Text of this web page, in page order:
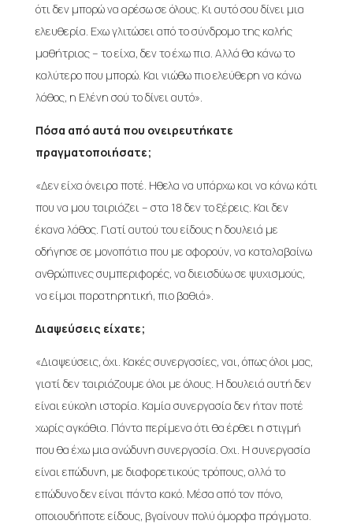
ότι δεν μπορώ να αρέσω σε όλους. Κι αυτό σου δίνει μια
ελευθερία. Εχω γλιτώσει από το σύνδρομο της καλής
μαθήτριας – το είχα, δεν το έχω πια. Αλλά θα κάνω το
καλύτερο που μπορώ. Και νιώθω πιο ελεύθερη να κάνω
λάθος, η Ελένη σού το δίνει αυτό».
Πόσα από αυτά που ονειρευτήκατε
πραγματοποιήσατε;
«Δεν είχα όνειρα ποτέ. Ηθελα να υπάρχω και να κάνω κάτι
που να μου ταιριάζει – στα 18 δεν το ξέρεις. Και δεν
έκανα λάθος. Γιατί αυτού του είδους η δουλειά με
οδήγησε σε μονοπάτια που με αφορούν, να καταλαβαίνω
ανθρώπινες συμπεριφορές, να διεισδύω σε ψυχισμούς,
να είμαι παρατηρητική, πιο βαθιά».
Διαψεύσεις είχατε;
«Διαψεύσεις, όχι. Κακές συνεργασίες, ναι, όπως όλοι μας,
γιατί δεν ταιριάζουμε όλοι με όλους. Η δουλειά αυτή δεν
είναι εύκολη ιστορία. Καμία συνεργασία δεν ήταν ποτέ
χωρίς αγκάθια. Πάντα περίμενα ότι θα έρθει η στιγμή
που θα έχω μια ανώδυνη συνεργασία. Οχι. Η συνεργασία
είναι επώδυνη, με διαφορετικούς τρόπους, αλλά το
επώδυνο δεν είναι πάντα κακό. Μέσα από τον πόνο,
οποιουδήποτε είδους, βγαίνουν πολύ όμορφα πράγματα.